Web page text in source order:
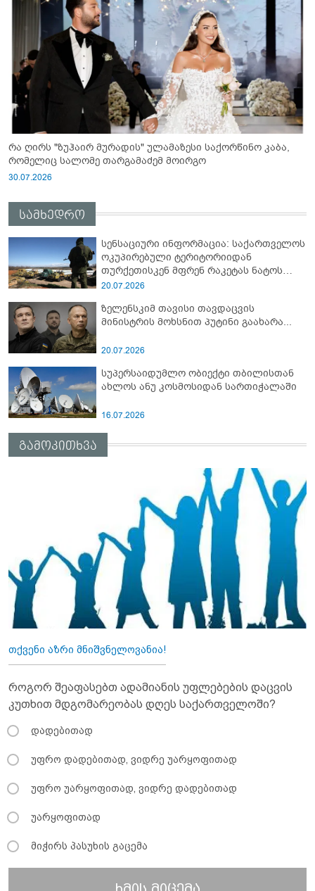
რა ღირს "ზუჰაირ მურადის" ულამაზესი საქორწინო კაბა,
რომელიც სალომე თარგამაძემ მოირგო
30.07.2026
სამხედრო
სენსაციური ინფორმაცია: საქართველოს
ოკუპირებული ტერიტორიიდან
თურქეთისკენ მფრენ რაკეტას ნატოს
სამიტი კინაღამ ჩაუშლია
20.07.2026
ზელენსკიმ თავისი თავდაცვის
მინისტრის მოხსნით პუტინი გაახარა...
20.07.2026
სუპერსაიდუმლო ობიექტი თბილისთან
ახლოს ანუ კოსმოსიდან სართიჭალაში
16.07.2026
გამოკითხვა
თქვენი აზრი მნიშვნელოვანია!
როგორ შეაფასებთ ადამიანის უფლებების დაცვის
კუთხით მდგომარეობას დღეს საქართველოში?
დადებითად
უფრო დადებითად, ვიდრე უარყოფითად
უფრო უარყოფითად, ვიდრე დადებითად
უარყოფითად
მიჭირს პასუხის გაცემა